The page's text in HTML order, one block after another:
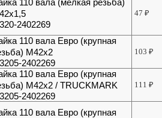
110 вала (мелкая резьба)
2402269
47₽
110 вала Евро (крупная
М42х2
2402269
103₽
110 вала Евро (крупная
М42х2 / TRUCKMARK
2402269
111₽
110 вала Евро (крупная